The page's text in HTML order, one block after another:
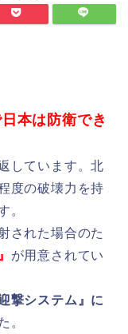
本は防衛でき
しています。北
度の破壊力を持
。
された場合のた
が用意されてい
撃システム』に
。